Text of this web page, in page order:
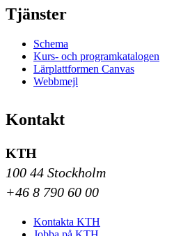
Tjänster
Schema
Kurs- och programkatalogen
Lärplattformen Canvas
Webbmejl
Kontakt
KTH
100 44 Stockholm
+46 8 790 60 00
Kontakta KTH